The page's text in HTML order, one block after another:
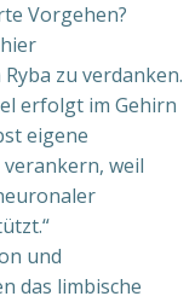
Vorgehen?
zu verdanken.
erfolgt im Gehirn
eigene
weil
und
das limbische